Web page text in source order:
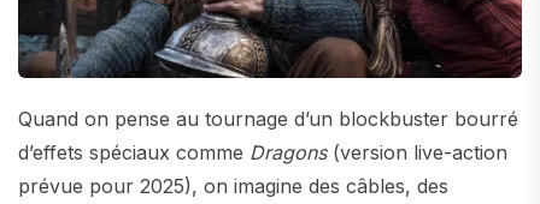
Quand on pense au tournage d’un blockbuster bourré
d’effets spéciaux comme Dragons(version live-action
prévue pour 2025), on imagine des câbles, des